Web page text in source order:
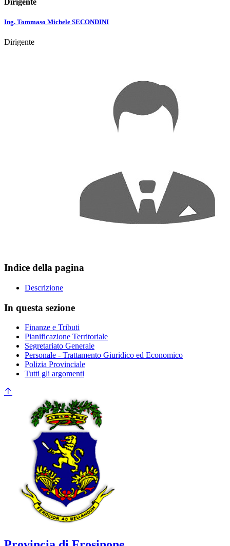
Dirigente
Ing. Tommaso Michele SECONDINI
Dirigente
Indice della pagina
Descrizione
In questa sezione
Finanze e Tributi
Pianificazione Territoriale
Segretariato Generale
Personale - Trattamento Giuridico ed Economico
Polizia Provinciale
Tutti gli argomenti